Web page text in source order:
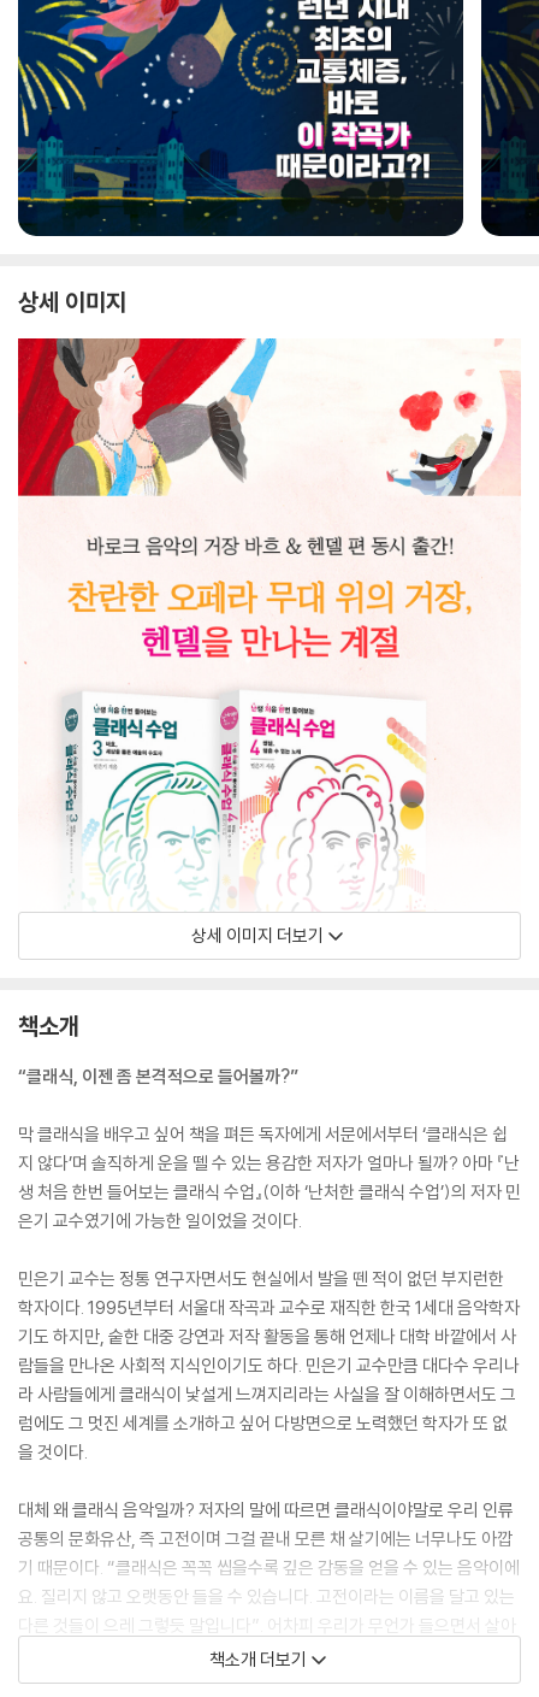
상세 이미지
상세 이미지 더보기
책소개
“클래식, 이젠 좀 본격적으로 들어볼까?”
막 클래식을 배우고 싶어 책을 펴든 독자에게 서문에서부터 ‘클래식은 쉽
지 않다’며 솔직하게 운을 뗄 수 있는 용감한 저자가 얼마나 될까? 아마 『난
생 처음 한번 들어보는 클래식 수업』(이하 ‘난처한 클래식 수업’)의 저자 민
은기 교수였기에 가능한 일이었을 것이다.
민은기 교수는 정통 연구자면서도 현실에서 발을 뗀 적이 없던 부지런한
학자이다. 1995년부터 서울대 작곡과 교수로 재직한 한국 1세대 음악학자
기도 하지만, 숱한 대중 강연과 저작 활동을 통해 언제나 대학 바깥에서 사
람들을 만나온 사회적 지식인이기도 하다. 민은기 교수만큼 대다수 우리나
라 사람들에게 클래식이 낯설게 느껴지리라는 사실을 잘 이해하면서도 그
럼에도 그 멋진 세계를 소개하고 싶어 다방면으로 노력했던 학자가 또 없
을 것이다.
대체 왜 클래식 음악일까? 저자의 말에 따르면 클래식이야말로 우리 인류
공통의 문화유산, 즉 고전이며 그걸 끝내 모른 채 살기에는 너무나도 아깝
기 때문이다. “클래식은 꼭꼭 씹을수록 깊은 감동을 얻을 수 있는 음악이에
요. 질리지 않고 오랫동안 들을 수 있습니다. 고전이라는 이름을 달고 있는
다른 것들이 으레 그렇듯 말입니다”. 어차피 우리가 무언가 들으면서 살아
야 하는 존재라면, 유행을 타지 않는 고전은 아마 가장 오래 들을 수 있는
음악 장르일 것이다.
책소개 더보기